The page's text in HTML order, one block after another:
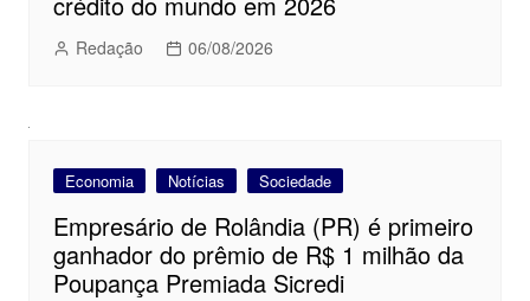
Redação 06/08/2026
Economia Notícias Sociedade
Empresário de Rolândia (PR) é primeiro
ganhador do prêmio de R$ 1 milhão da
Poupança Premiada Sicredi